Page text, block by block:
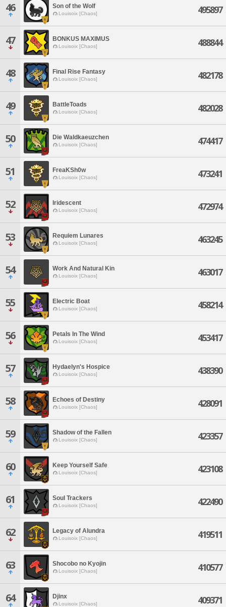
46 Son of the Wolf
Louisoix [Chaos] 495897
47 BONKUS MAXIMUS
Louisoix [Chaos] 488844
48 Final Rise Fantasy
Louisoix [Chaos] 482178
49 BattleToads
Louisoix [Chaos] 482028
50 Die Waldkaeuzchen
Louisoix [Chaos] 474417
51 FreaKSh0w
Louisoix [Chaos] 473241
52 Iridescent
Louisoix [Chaos] 472974
53 Requiem Lunares
Louisoix [Chaos] 463245
54 Work And Natural Kin
Louisoix [Chaos] 463017
55 Electric Boat
Louisoix [Chaos] 458214
56 Petals In The Wind
Louisoix [Chaos] 453417
57 Hydaelyn's Hospice
Louisoix [Chaos] 438390
58 Echoes of Destiny
Louisoix [Chaos] 428091
59 Shadow of the Fallen
Louisoix [Chaos] 423357
60 Keep Yourself Safe
Louisoix [Chaos] 423108
61 Soul Trackers
Louisoix [Chaos] 422490
62 Legacy of Alundra
Louisoix [Chaos] 419511
63 Shocobo no Kyojin
Louisoix [Chaos] 410577
64 Djinx
Louisoix [Chaos] 409371